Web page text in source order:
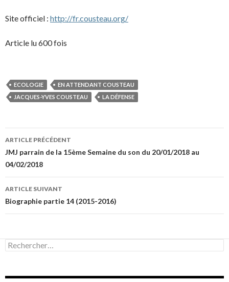
Site officiel : http://fr.cousteau.org/
Article lu 600 fois
ECOLOGIE
EN ATTENDANT COUSTEAU
JACQUES-YVES COUSTEAU
LA DÉFENSE
Navigation
des
articles
ARTICLE PRÉCÉDENT
JMJ parrain de la 15ème Semaine du son du 20/01/2018 au
04/02/2018
ARTICLE SUIVANT
Biographie partie 14 (2015-2016)
Rechercher :